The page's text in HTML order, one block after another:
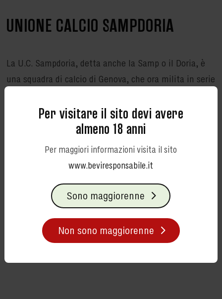
UNIONE CALCIO SAMPDORIA
La U.C. Sampdoria, detta anche la Samp o il Doria, è
una squadra di calcio di Genova, che ora milita in serie
Sampierdarenese e l’Andrea Doria.
Per visitare il sito devi avere
almeno 18 anni
Per maggiori informazioni visita il sito
www.beviresponsabile.it
Sono maggiorenne
Non sono maggiorenne